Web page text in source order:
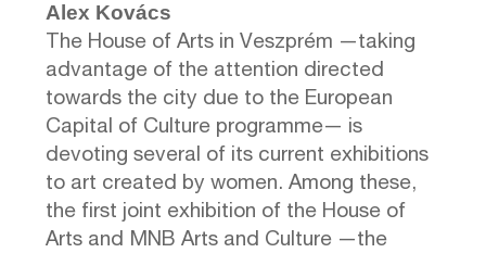
Alex Kovács
The House of Arts in Veszprém —taking
advantage of the attention directed
towards the city due to the European
Capital of Culture programme— is
devoting several of its current exhibitions
to art created by women. Among these,
the first joint exhibition of the House of
Arts and MNB Arts and Culture —the